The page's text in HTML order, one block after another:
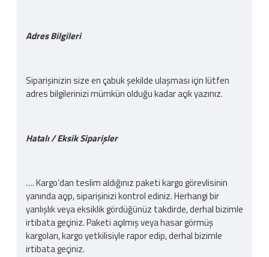
Adres Bilgileri
Siparişinizin size en çabuk şekilde ulaşması için lütfen
adres bilgilerinizi mümkün olduğu kadar açık yazınız.
Hatalı / Eksik Siparişler
…. Kargo‘dan teslim aldığınız paketi kargo görevlisinin
yanında açıp, siparişinizi kontrol ediniz. Herhangi bir
yanlışlık veya eksiklik gördüğünüz takdirde, derhal bizimle
irtibata geçiniz. Paketi açılmış veya hasar görmüş
kargoları, kargo yetkilisiyle rapor edip, derhal bizimle
irtibata geçiniz.